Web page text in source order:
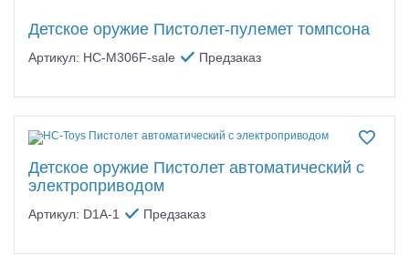
Детское оружие Пистолет-пулемет томпсона
Артикул: HC-M306F-sale Предзаказ
Детское оружие Пистолет автоматический с
электроприводом
Артикул: D1A-1 Предзаказ